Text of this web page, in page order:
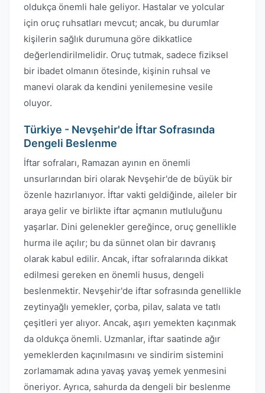
oldukça önemli hale geliyor. Hastalar ve yolcular
için oruç ruhsatları mevcut; ancak, bu durumlar
kişilerin sağlık durumuna göre dikkatlice
değerlendirilmelidir. Oruç tutmak, sadece fiziksel
bir ibadet olmanın ötesinde, kişinin ruhsal ve
manevi olarak da kendini yenilemesine vesile
oluyor.
Türkiye - Nevşehir'de İftar Sofrasında
Dengeli Beslenme
İftar sofraları, Ramazan ayının en önemli
unsurlarından biri olarak Nevşehir'de de büyük bir
özenle hazırlanıyor. İftar vakti geldiğinde, aileler bir
araya gelir ve birlikte iftar açmanın mutluluğunu
yaşarlar. Dini gelenekler gereğince, oruç genellikle
hurma ile açılır; bu da sünnet olan bir davranış
olarak kabul edilir. Ancak, iftar sofralarında dikkat
edilmesi gereken en önemli husus, dengeli
beslenmektir. Nevşehir'de iftar sofrasında genellikle
zeytinyağlı yemekler, çorba, pilav, salata ve tatlı
çeşitleri yer alıyor. Ancak, aşırı yemekten kaçınmak
da oldukça önemli. Uzmanlar, iftar saatinde ağır
yemeklerden kaçınılmasını ve sindirim sistemini
zorlamamak adına yavaş yavaş yemek yenmesini
öneriyor. Ayrıca, sahurda da dengeli bir beslenme